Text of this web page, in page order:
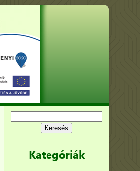
Kategóriák